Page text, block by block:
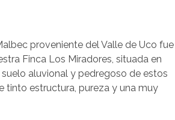
proveniente del Valle de Uco fue
Finca Los Miradores, situada en
suelo aluvional y pedregoso de estos
tinto estructura, pureza y una muy